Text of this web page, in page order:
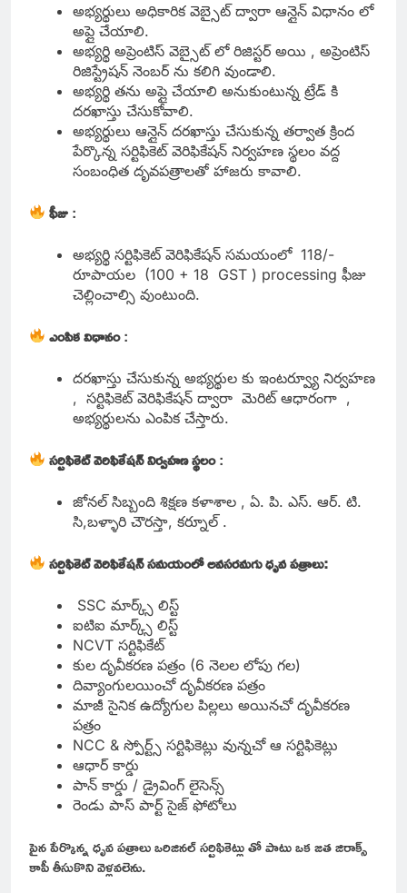
అభ్యర్థులు అధికారిక వెబ్సైట్ ద్వారా ఆన్లైన్ విధానం లో
అప్లై చేయాలి.
అభ్యర్థి అప్రెంటిస్ వెబ్సైట్ లో రిజిస్టర్ అయి , అప్రెంటిస్
రిజిస్ట్రేషన్ నెంబర్ ను కలిగి వుండాలి.
అభ్యర్థి తను అప్లై చేయాలి అనుకుంటున్న ట్రేడ్ కి
దరఖాస్తు చేసుకోవాలి.
అభ్యర్థులు ఆన్లైన్ దరఖాస్తు చేసుకున్న తర్వాత క్రింద
పేర్కొన్న సర్టిఫికెట్ వెరిఫికేషన్ నిర్వహణ స్థలం వద్ద
సంబంధిత దృవపత్రాలతో హాజరు కావాలి.
ఫీజు:
అభ్యర్థి సర్టిఫికెట్ వెరిఫికేషన్ సమయంలో 118/-
రూపాయల (100 + 18 GST ) processing ఫీజు
చెల్లించాల్సి వుంటుంది.
ఎంపిక విధానం:
దరఖాస్తు చేసుకున్న అభ్యర్థుల కు ఇంటర్వ్యూ నిర్వహణ
, సర్టిఫికెట్ వెరిఫికేషన్ ద్వారా మెరిట్ ఆధారంగా ,
అభ్యర్థులను ఎంపిక చేస్తారు.
సర్టిఫికెట్ వెరిఫికేషన్ నిర్వహణ స్థలం:
జోనల్ సిబ్బంది శిక్షణ కళాశాల , ఏ. పి. ఎస్. ఆర్. టి.
సి,బళ్ళారి చౌరస్తా, కర్నూల్ .
సర్టిఫికెట్ వెరిఫికేషన్ సమయంలో అవసరమగు ధృవ పత్రాలు:
SSC మార్క్స్ లిస్ట్
ఐటిఐ మార్క్స్ లిస్ట్
NCVT సర్టిఫికేట్
కుల దృవీకరణ పత్రం (6 నెలల లోపు గల)
దివ్యాంగులయించో దృవీకరణ పత్రం
మాజీ సైనిక ఉద్యోగుల పిల్లలు అయినచో దృవీకరణ
పత్రం
NCC & స్పోర్ట్స్ సర్టిఫికెట్లు వున్నచో ఆ సర్టిఫికెట్లు
ఆధార్ కార్డు
పాన్ కార్డు / డ్రైవింగ్ లైసెన్స్
రెండు పాస్ పార్ట్ సైజ్ ఫోటోలు
పైన పేర్కొన్న ధృవ పత్రాలు ఒరిజినల్ సర్టిఫికెట్లు తో పాటు ఒక జత జిరాక్స్
కాపీ తీసుకొని వెళ్లవలెను.